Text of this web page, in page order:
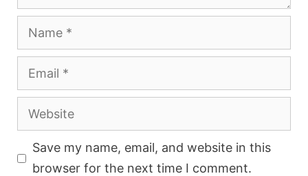
Name
Email
Website
Save my name, email, and website in this
browser for the next time I comment.